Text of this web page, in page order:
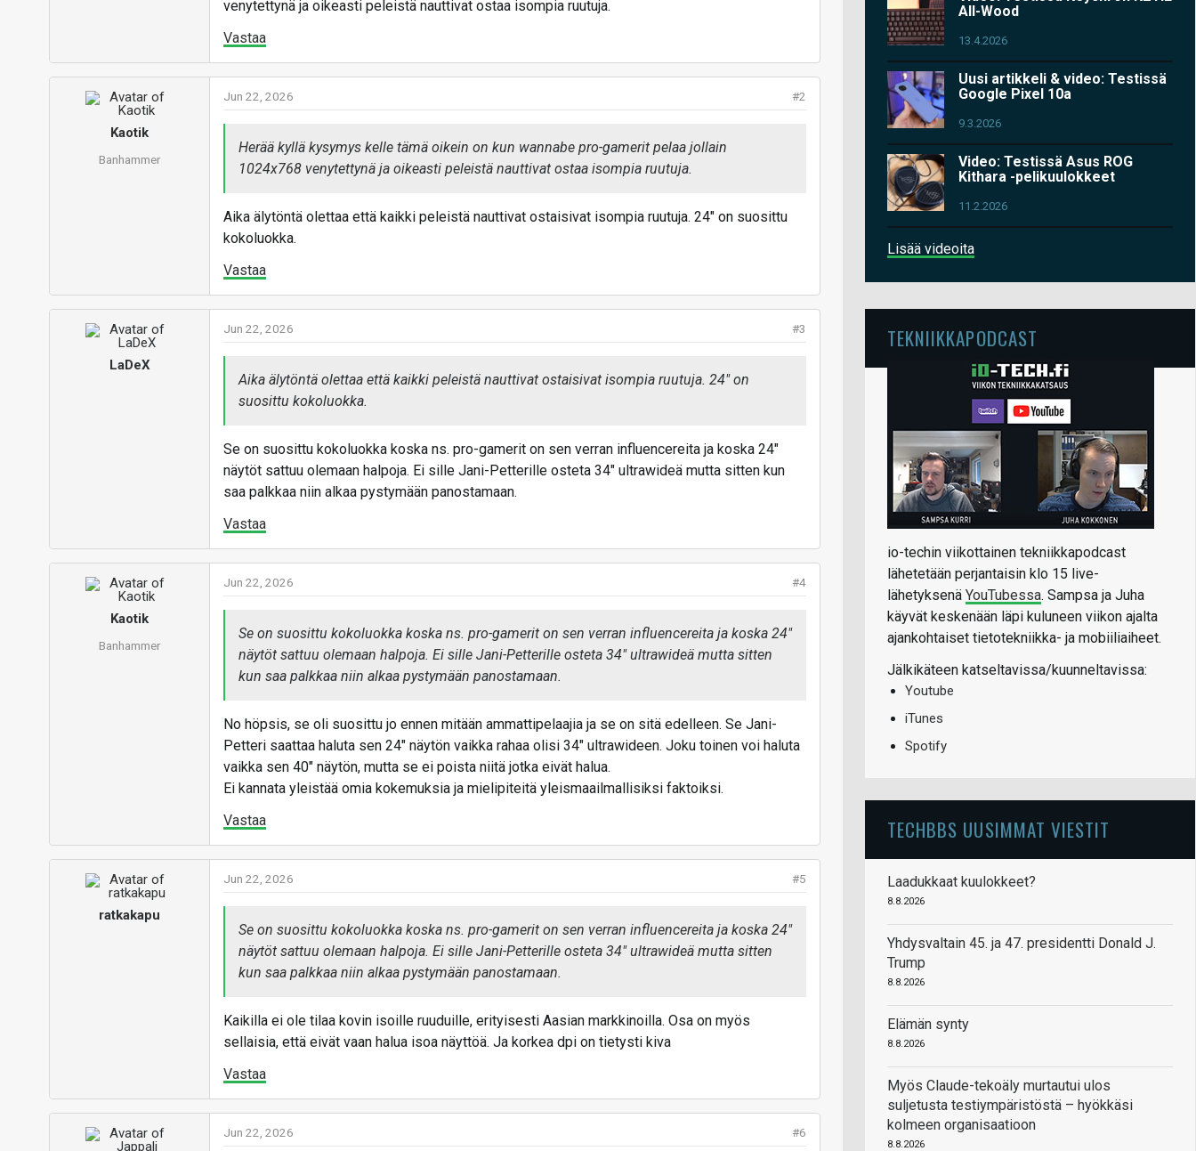
venytettynä ja oikeasti peleistä nauttivat ostaa isompia ruutuja.
Vastaa
Kaotik
Banhammer
#2
Jun 22, 2026
Herää kyllä kysymys kelle tämä oikein on kun wannabe pro-gamerit pelaa jollain
1024x768 venytettynä ja oikeasti peleistä nauttivat ostaa isompia ruutuja.
Aika älytöntä olettaa että kaikki peleistä nauttivat ostaisivat isompia ruutuja. 24" on suosittu
kokoluokka.
Vastaa
LaDeX
#3
Jun 22, 2026
Aika älytöntä olettaa että kaikki peleistä nauttivat ostaisivat isompia ruutuja. 24" on
suosittu kokoluokka.
Se on suosittu kokoluokka koska ns. pro-gamerit on sen verran influencereita ja koska 24"
näytöt sattuu olemaan halpoja. Ei sille Jani-Petterille osteta 34" ultrawideä mutta sitten kun
saa palkkaa niin alkaa pystymään panostamaan.
Vastaa
Kaotik
Banhammer
#4
Jun 22, 2026
Se on suosittu kokoluokka koska ns. pro-gamerit on sen verran influencereita ja koska 24"
näytöt sattuu olemaan halpoja. Ei sille Jani-Petterille osteta 34" ultrawideä mutta sitten
kun saa palkkaa niin alkaa pystymään panostamaan.
No höpsis, se oli suosittu jo ennen mitään ammattipelaajia ja se on sitä edelleen. Se Jani-
Petteri saattaa haluta sen 24" näytön vaikka rahaa olisi 34" ultrawideen. Joku toinen voi haluta
vaikka sen 40" näytön, mutta se ei poista niitä jotka eivät halua.
Ei kannata yleistää omia kokemuksia ja mielipiteitä yleismaailmallisiksi faktoiksi.
Vastaa
ratkakapu
#5
Jun 22, 2026
Se on suosittu kokoluokka koska ns. pro-gamerit on sen verran influencereita ja koska 24"
näytöt sattuu olemaan halpoja. Ei sille Jani-Petterille osteta 34" ultrawideä mutta sitten
kun saa palkkaa niin alkaa pystymään panostamaan.
Kaikilla ei ole tilaa kovin isoille ruuduille, erityisesti Aasian markkinoilla. Osa on myös
sellaisia, että eivät vaan halua isoa näyttöä. Ja korkea dpi on tietysti kiva
Vastaa
#6
Jun 22, 2026
All-Wood
13.4.2026
Uusi artikkeli & video: Testissä
Google Pixel 10a
9.3.2026
Video: Testissä Asus ROG
Kithara -pelikuulokkeet
11.2.2026
Lisää videoita
TEKNIIKKAPODCAST
io-techin viikottainen tekniikkapodcast
lähetetään perjantaisin klo 15 live-
lähetyksenä YouTubessa. Sampsa ja Juha
käyvät keskenään läpi kuluneen viikon ajalta
ajankohtaiset tietotekniikka- ja mobiiliaiheet.
Jälkikäteen katseltavissa/kuunneltavissa:
Youtube
iTunes
Spotify
TECHBBS UUSIMMAT VIESTIT
Laadukkaat kuulokkeet?
8.8.2026
Yhdysvaltain 45. ja 47. presidentti Donald J.
Trump
8.8.2026
Elämän synty
8.8.2026
Myös Claude-tekoäly murtautui ulos
suljetusta testiympäristöstä – hyökkäsi
kolmeen organisaatioon
8.8.2026